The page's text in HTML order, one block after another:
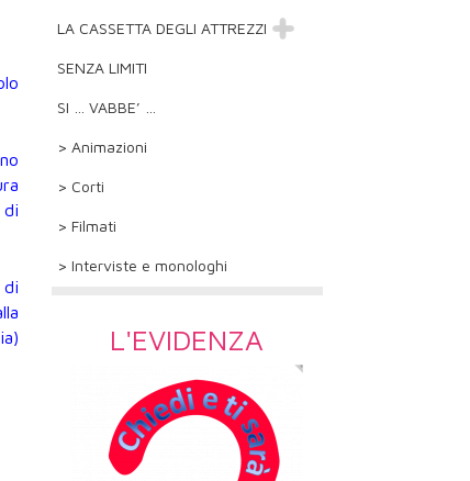
di
LA CASSETTA DEGLI ATTREZZI
SENZA LIMITI
SI … VABBE’ …
> Animazioni
> Corti
> Filmati
> Interviste e monologhi
L'EVIDENZA